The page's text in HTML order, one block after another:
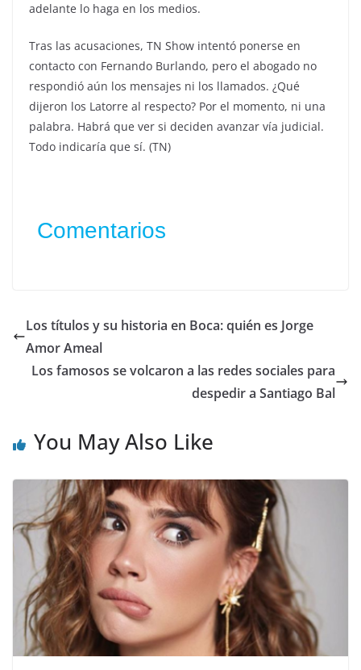
adelante lo haga en los medios.
Tras las acusaciones, TN Show intentó ponerse en
contacto con Fernando Burlando, pero el abogado no
respondió aún los mensajes ni los llamados. ¿Qué
dijeron los Latorre al respecto? Por el momento, ni una
palabra. Habrá que ver si deciden avanzar vía judicial.
Todo indicaría que sí. (TN)
Comentarios
Los títulos y su historia en Boca: quién es Jorge
Amor Ameal
Los famosos se volcaron a las redes sociales para
despedir a Santiago Bal
You May Also Like